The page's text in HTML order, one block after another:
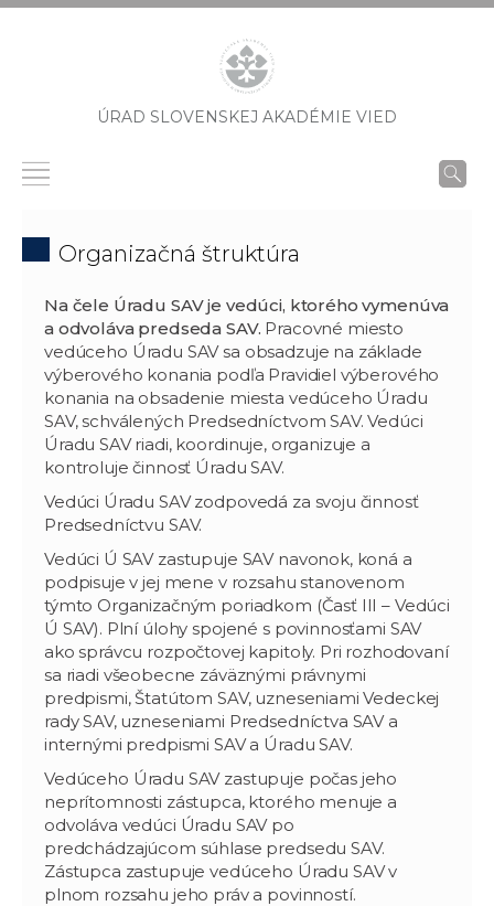
ÚRAD SLOVENSKEJ AKADÉMIE VIED
Organizačná štruktúra
Na čele Úradu SAV je vedúci, ktorého vymenúva
a odvoláva predseda SAV. Pracovné miesto
vedúceho Úradu SAV sa obsadzuje na základe
výberového konania podľa Pravidiel výberového
konania na obsadenie miesta vedúceho Úradu
SAV, schválených Predsedníctvom SAV. Vedúci
Úradu SAV riadi, koordinuje, organizuje a
kontroluje činnosť Úradu SAV.
Vedúci Úradu SAV zodpovedá za svoju činnosť
Predsedníctvu SAV.
Vedúci Ú SAV zastupuje SAV navonok, koná a
podpisuje v jej mene v rozsahu stanovenom
týmto Organizačným poriadkom (Časť III – Vedúci
Ú SAV). Plní úlohy spojené s povinnosťami SAV
ako správcu rozpočtovej kapitoly. Pri rozhodovaní
sa riadi všeobecne záväznými právnymi
predpismi, Štatútom SAV, uzneseniami Vedeckej
rady SAV, uzneseniami Predsedníctva SAV a
internými predpismi SAV a Úradu SAV.
Vedúceho Úradu SAV zastupuje počas jeho
neprítomnosti zástupca, ktorého menuje a
odvoláva vedúci Úradu SAV po
predchádzajúcom súhlase predsedu SAV.
Zástupca zastupuje vedúceho Úradu SAV v
plnom rozsahu jeho práv a povinností.